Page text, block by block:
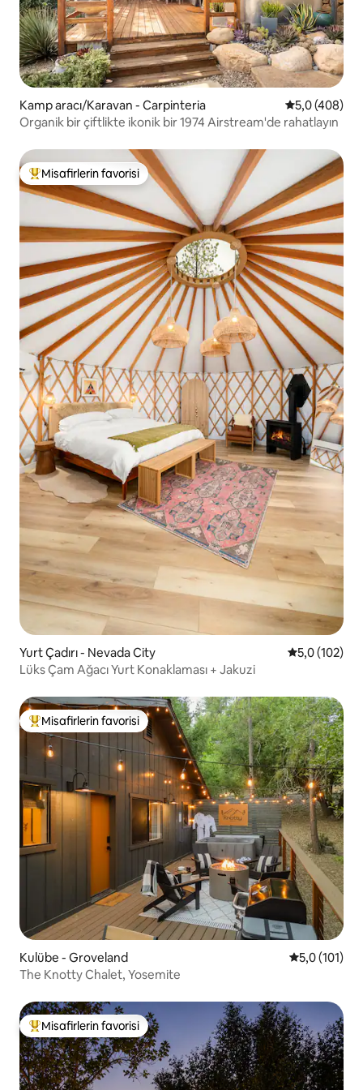
Kamp aracı/Karavan - Carpinteria 5 üzerinden
5,0 (408)
Organik bir çiftlikte ikonik bir 1974 Airstream'de rahatlayın
Misafirlerin favorilerinden en beğenilenler arasında
Misafirlerin favorisi
Yurt Çadırı - Nevada City 5 üzerinden
5,0 (102)
Lüks Çam Ağacı Yurt Konaklaması + Jakuzi
Misafirlerin favorilerinden en beğenilenler arasında
Misafirlerin favorisi
Kulübe - Groveland 5 üzerinden
5,0 (101)
The Knotty Chalet, Yosemite
Misafirlerin favorilerinden en beğenilenler arasında
Misafirlerin favorisi